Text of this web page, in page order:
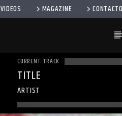
VIDEOS MAGAZINE
CURRENT TRACK
TITLE
ARTIST